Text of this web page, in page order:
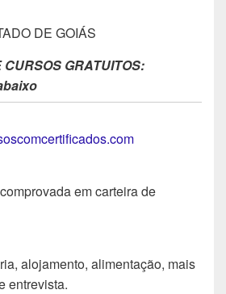
DE GOIÁS
CURSOS GRATUITOS:
em carteira de
alojamento, alimentação, mais
entrevista.